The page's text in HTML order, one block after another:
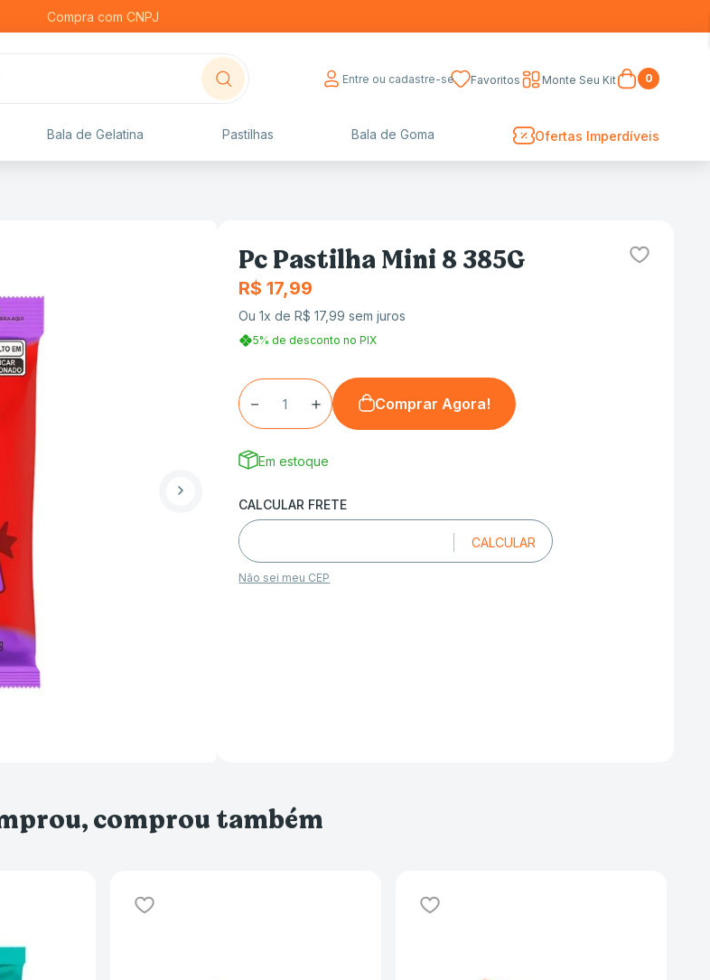
Compra com CNPJ
Entre ou cadastre-se Favoritos Monte Seu Kit 0
Bala de Gelatina Pastilhas Bala de Goma Ofertas Imperdíveis
Pc Pastilha Mini 8 385G
R$ 17,99
Ou1x deR$ 17,99 sem juros
5% de desconto no PIX
＋
－ Comprar Agora!
Em estoque
Não sei meu CEP
comprou também